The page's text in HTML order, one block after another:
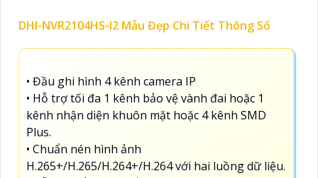
DHI-NVR2104HS-I2 Mẫu Đẹp Chi Tiết Thông Số
• Đầu ghi hình 4 kênh camera IP
• Hỗ trợ tối đa 1 kênh bảo vệ vành đai hoặc 1
kênh nhận diện khuôn mặt hoặc 4 kênh SMD
Plus.
• Chuẩn nén hình ảnh
H.265+/H.265/H.264+/H.264 với hai luồng dữ liệu.